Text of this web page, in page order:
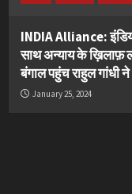
INDIA Alliance:
साथ अन्याय के ख़िलाफ़
बंगाल पहुंच राहुल गांधी
January 25, 2024